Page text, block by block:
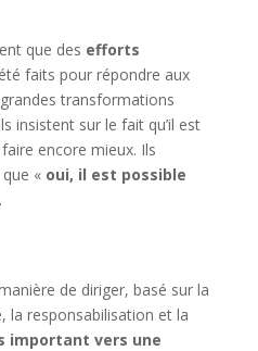
que des efforts
faits pour répondre aux
transformations
insistent sur le fait qu’il est
encore mieux. Ils
« oui, il est possible
de diriger, basé sur la
la responsabilisation et la
important vers une